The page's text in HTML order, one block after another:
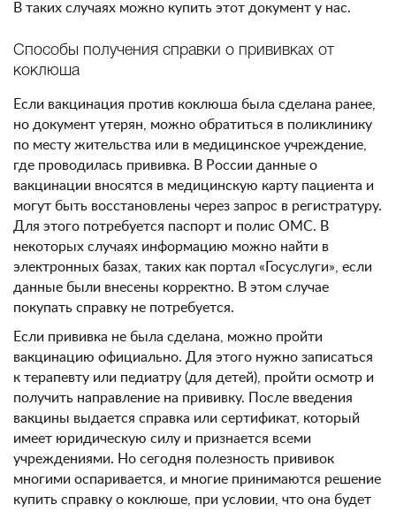
В таких случаях можно купить этот документ у нас.
Способы получения справки о прививках от
коклюша
Если вакцинация против коклюша была сделана ранее,
но документ утерян, можно обратиться в поликлинику
по месту жительства или в медицинское учреждение,
где проводилась прививка. В России данные о
вакцинации вносятся в медицинскую карту пациента и
могут быть восстановлены через запрос в регистратуру.
Для этого потребуется паспорт и полис ОМС. В
некоторых случаях информацию можно найти в
электронных базах, таких как портал «Госуслуги», если
данные были внесены корректно. В этом случае
покупать справку не потребуется.
Если прививка не была сделана, можно пройти
вакцинацию официально. Для этого нужно записаться
к терапевту или педиатру (для детей), пройти осмотр и
получить направление на прививку. После введения
вакцины выдается справка или сертификат, который
имеет юридическую силу и признается всеми
учреждениями. Но сегодня полезность прививок
многими оспаривается, и многие принимаются решение
купить справку о коклюше, при условии, что она будет